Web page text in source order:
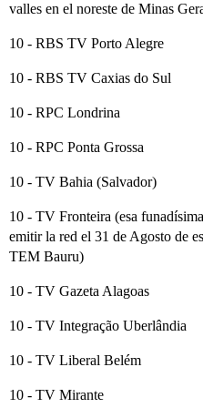
valles en el noreste de Minas
10 - RBS TV Porto Alegre
10 - RBS TV Caxias do Sul
10 - RPC Londrina
10 - RPC Ponta Grossa
10 - TV Bahia (Salvador)
10 - TV Fronteira (esa
emitir la red el 31 de Agosto de
TEM Bauru)
10 - TV Gazeta Alagoas
10 - TV Integração Uberlândia
10 - TV Liberal Belém
10 - TV Mirante